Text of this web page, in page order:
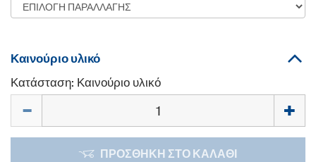
Καινούριο υλικό
Κατάσταση: Καινούριο υλικό
ΠΡΟΣΘΉΚΗ ΣΤΟ ΚΑΛΆΘΙ